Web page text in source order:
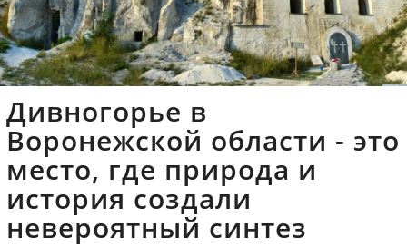
Дивногорье в
Воронежской области - это
место, где природа и
история создали
невероятный синтез